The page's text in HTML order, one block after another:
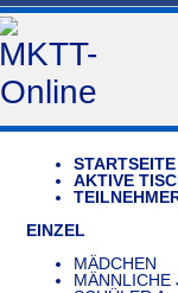
STARTSEITE
AKTIVE
EINZEL
MÄDCHEN
MÄNNLICHE